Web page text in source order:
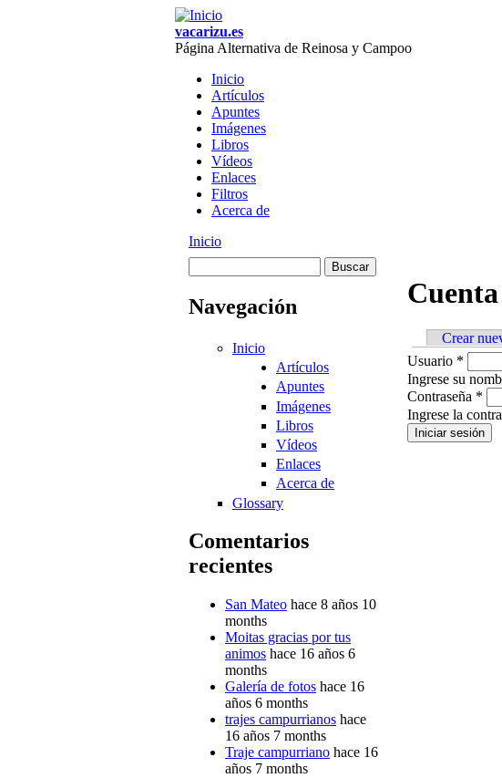
vacarizu.es
Página Alternativa de Reinosa y Campoo
Main menu
Inicio
Artículos
Apuntes
Imágenes
Libros
Vídeos
Enlaces
Filtros
Acerca de
You are here
Inicio
búsqueda
Navegación
Inicio
Artículos
Apuntes
Imágenes
Libros
Vídeos
Enlaces
Acerca de
Glossary
Comentarios
recientes
San Mateo hace 8 años 10
months
Moitas gracias por tus
animos hace 16 años 6
months
Galería de fotos hace 16
años 6 months
trajes campurrianos hace
16 años 7 months
Traje campurriano hace 16
años 7 months
Primary
Crear
Usuario *
Ingrese su
Contraseña *
Ingrese la